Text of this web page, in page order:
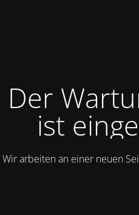
Der
ist
Wir arbeiten an einer neuen